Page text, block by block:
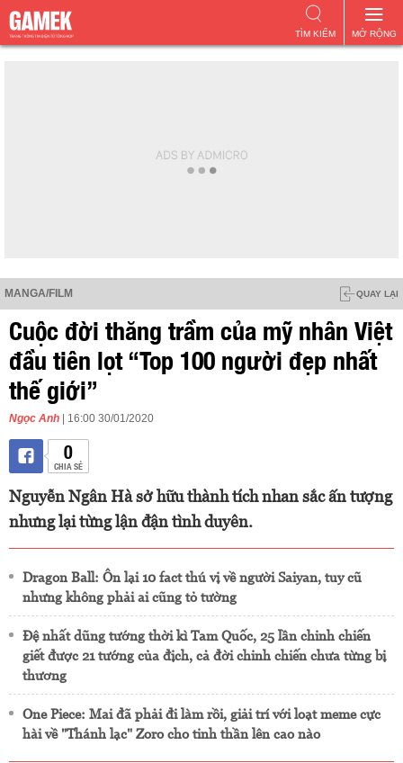
MỞ RỘNG
TÌM KIẾM
MANGA/FILM QUAY LẠI
Cuộc đời thăng trầm của mỹ nhân Việt
đầu tiên lọt “Top 100 người đẹp nhất
thế giới”
Ngọc Anh | 16:00 30/01/2020
0
CHIA SẺ
Nguyễn Ngân Hà sở hữu thành tích nhan sắc ấn tượng
nhưng lại từng lận đận tình duyên.
Dragon Ball: Ôn lại 10 fact thú vị về người Saiyan, tuy cũ
nhưng không phải ai cũng tỏ tường
Đệ nhất dũng tướng thời kì Tam Quốc, 25 lần chinh chiến
giết được 21 tướng của địch, cả đời chinh chiến chưa từng bị
thương
One Piece: Mai đã phải đi làm rồi, giải trí với loạt meme cực
hài về "Thánh lạc" Zoro cho tinh thần lên cao nào